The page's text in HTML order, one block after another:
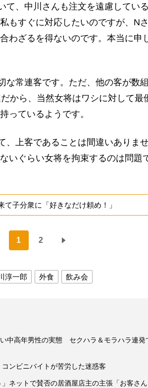
て、中川さんも注文を遠慮してい
もすぐに対応したいのですが、N
わざるを得ないのです。本当に申
常連客です。ただ、他の客が数
から、当然女将はワシに対して最
っているようです。
上客であることは間違いありま
いぐらい女将を拘束するのは問題
子分衆に「好きなだけ頼め！」
1 2
淳一郎 外食 飲み会
中高年男性の実態 セクハラ＆モラハラ連発
ンビニバイトが苦労した迷惑客
」ネットで賛否の居酒屋店主の主張「お客さ